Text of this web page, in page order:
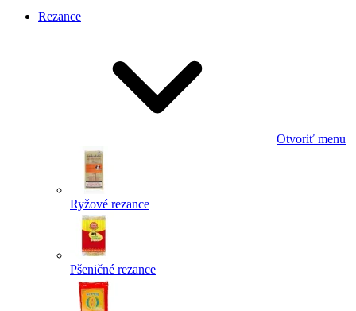
Rezance
Otvoriť menu
Ryžové rezance
Pšeničné rezance